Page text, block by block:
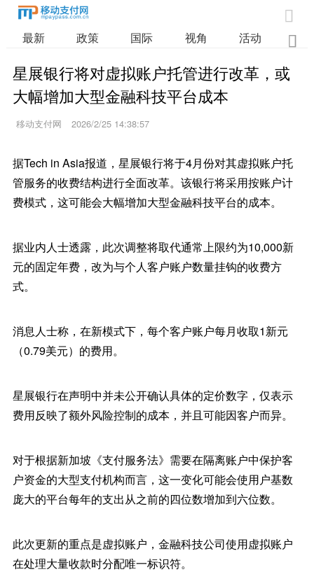

最新 政策 国际 视角 活动 业

星展银行将对虚拟账户托管进行改革，或
大幅增加大型金融科技平台成本
移动支付网 2026/2/25 14:38:57
据Tech in Asia报道，星展银行将于4月份对其虚拟账户托
管服务的收费结构进行全面改革。该银行将采用按账户计
费模式，这可能会大幅增加大型金融科技平台的成本。
据业内人士透露，此次调整将取代通常上限约为10,000新
元的固定年费，改为与个人客户账户数量挂钩的收费方
式。
消息人士称，在新模式下，每个客户账户每月收取1新元
（0.79美元）的费用。
星展银行在声明中并未公开确认具体的定价数字，仅表示
费用反映了额外风险控制的成本，并且可能因客户而异。
对于根据新加坡《支付服务法》需要在隔离账户中保护客
户资金的大型支付机构而言，这一变化可能会使用户基数
庞大的平台每年的支出从之前的四位数增加到六位数。
此次更新的重点是虚拟账户，金融科技公司使用虚拟账户
在处理大量收款时分配唯一标识符。